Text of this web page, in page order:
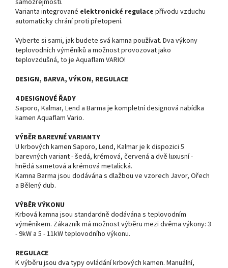
samozřejmostí.
Varianta integrované elektronické regulace přívodu vzduchu
automaticky chrání proti přetopení.
Vyberte si sami, jak budete svá kamna používat. Dva výkony
teplovodních výměníků a možnost provozovat jako
teplovzdušná, to je Aquaflam VARIO!
DESIGN, BARVA, VÝKON, REGULACE
4 DESIGNOVÉ ŘADY
Saporo, Kalmar, Lend a Barma je kompletní designová nabídka
kamen Aquaflam Vario.
VÝBĚR BAREVNÉ VARIANTY
U krbových kamen Saporo, Lend, Kalmar je k dispozici 5
barevných variant - šedá, krémová, červená a dvě luxusní -
hnědá sametová a krémová metalická.
Kamna Barma jsou dodávána s dlažbou ve vzorech Javor, Ořech
a Bělený dub.
VÝBĚR VÝKONU
Krbová kamna jsou standardně dodávána s teplovodním
výměníkem. Zákazník má možnost výběru mezi dvěma výkony: 3
- 9kW a 5 - 11kW teplovodního výkonu.
REGULACE
K výběru jsou dva typy ovládání krbových kamen. Manuální,